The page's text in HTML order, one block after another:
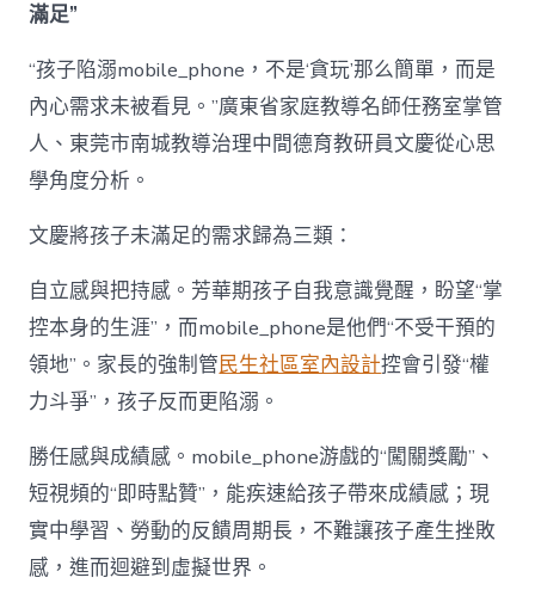
滿足”
“孩子陷溺mobile_phone，不是‘貪玩’那么簡單，而是
內心需求未被看見。”廣東省家庭教導名師任務室掌管
人、東莞市南城教導治理中間德育教研員文慶從心思
學角度分析。
文慶將孩子未滿足的需求歸為三類：
自立感與把持感。芳華期孩子自我意識覺醒，盼望“掌
控本身的生涯”，而mobile_phone是他們“不受干預的
領地”。家長的強制管民生社區室內設計控會引發“權
力斗爭”，孩子反而更陷溺。
勝任感與成績感。mobile_phone游戲的“闖關獎勵”、
短視頻的“即時點贊”，能疾速給孩子帶來成績感；現
實中學習、勞動的反饋周期長，不難讓孩子產生挫敗
感，進而迴避到虛擬世界。